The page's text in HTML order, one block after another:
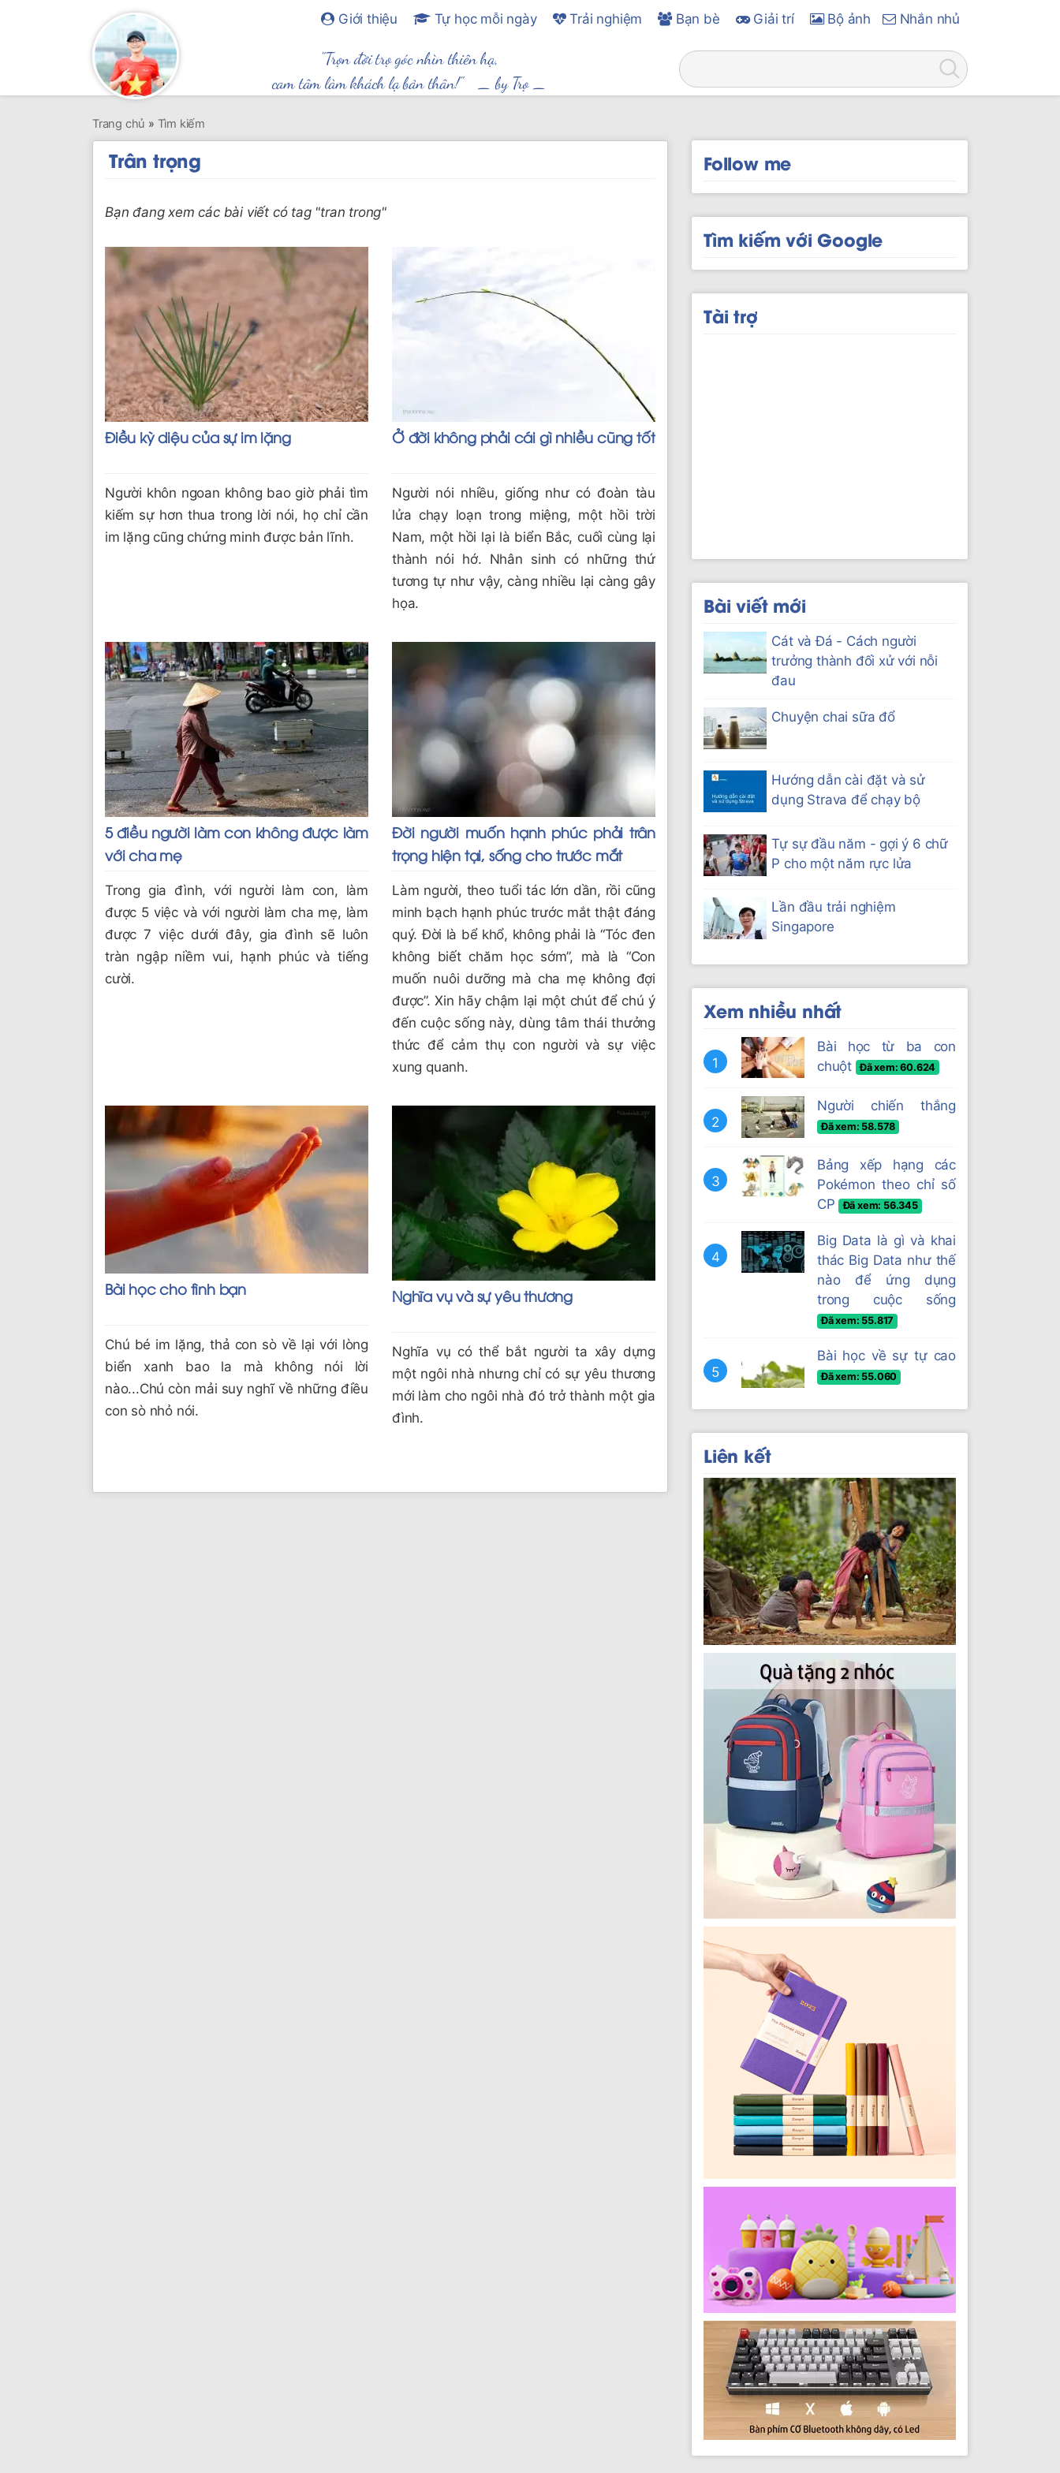
Giới thiệu Tự học mỗi ngày Trải nghiệm Bạn bè Giải trí Bộ ảnh Nhắn nhủ
"Trọn đời trọ góc nhìn thiên hạ,
cam tâm làm khách lạ bản thân!" _by Trọ_
Trang chủ » Tìm kiếm
Trân trọng
Bạn đang xem các bài viết có tag "tran trong"
Điều kỳ diệu của sự im lặng
Người khôn ngoan không bao giờ phải tìm
kiếm sự hơn thua trong lời nói, họ chỉ cần
im lặng cũng chứng minh được bản lĩnh.
Ở đời không phải cái gì nhiều cũng tốt
Người nói nhiều, giống như có đoàn tàu
lửa chạy loạn trong miệng, một hồi trời
Nam, một hồi lại là biển Bắc, cuối cùng lại
thành nói hớ. Nhân sinh có những thứ
tương tự như vậy, càng nhiều lại càng gây
họa.
5 điều người làm con không được làm
với cha mẹ
Trong gia đình, với người làm con, làm
được 5 việc và với người làm cha mẹ, làm
được 7 việc dưới đây, gia đình sẽ luôn
tràn ngập niềm vui, hạnh phúc và tiếng
cười.
Đời người muốn hạnh phúc phải trân
trọng hiện tại, sống cho trước mắt
Làm người, theo tuổi tác lớn dần, rồi cũng
minh bạch hạnh phúc trước mắt thật đáng
quý. Đời là bể khổ, không phải là “Tóc đen
không biết chăm học sớm”, mà là “Con
muốn nuôi dưỡng mà cha mẹ không đợi
được”. Xin hãy chậm lại một chút để chú ý
đến cuộc sống này, dùng tâm thái thưởng
thức để cảm thụ con người và sự việc
xung quanh.
Bài học cho tình bạn
Chú bé im lặng, thả con sò về lại với lòng
biển xanh bao la mà không nói lời
nào...Chú còn mải suy nghĩ về những điều
con sò nhỏ nói.
Nghĩa vụ và sự yêu thương
Nghĩa vụ có thể bắt người ta xây dựng
một ngôi nhà nhưng chỉ có sự yêu thương
mới làm cho ngôi nhà đó trở thành một gia
đình.
Follow me
Tìm kiếm với Google
Tài trợ
Bài viết mới
Cát và Đá - Cách người
trưởng thành đối xử với nỗi
đau
Chuyện chai sữa đổ
Hướng dẫn cài đặt và sử
dụng Strava để chạy bộ
Tự sự đầu năm - gợi ý 6 chữ
P cho một năm rực lửa
Lần đầu trải nghiệm
Singapore
Xem nhiều nhất
1
Bài học từ ba con
chuột
Đã xem: 60.624
2
Người chiến thắng
Đã xem: 58.578
3
Bảng xếp hạng các
Pokémon theo chỉ số
CP
Đã xem: 56.345
4
Big Data là gì và khai
thác Big Data như thế
nào để ứng dụng
trong cuộc sống
Đã xem: 55.817
5
Bài học về sự tự cao
Đã xem: 55.060
Liên kết